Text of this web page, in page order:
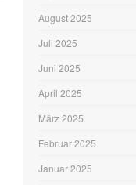
August 2025
Juli 2025
Juni 2025
April 2025
März 2025
Februar 2025
Januar 2025